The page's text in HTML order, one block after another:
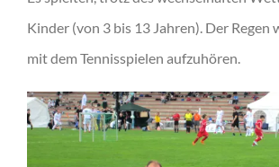
Kinder (von 3 bis 13 Jahren). Der Regen
mit dem Tennisspielen aufzuhören.